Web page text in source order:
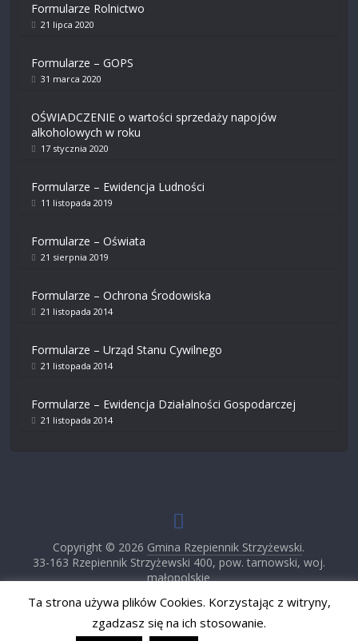
Formularze Rolnictwo
21 lipca 2020
Formularze – GOPS
31 marca 2020
OŚWIADCZENIE o wartości sprzedaży napojów
alkoholowych w roku
17 stycznia 2020
Formularze – Ewidencja Ludności
11 listopada 2019
Formularze – Oświata
21 sierpnia 2019
Formularze – Ochrona Środowiska
21 listopada 2014
Formularze – Urząd Stanu Cywilnego
21 listopada 2014
Formularze – Ewidencja Działalności Gospodarczej
21 listopada 2014
Copyright © 2026 Gmina Rzepiennik Strzyżewski.
33-163 Rzepiennik Strzyżewski 400, pow. tarnowski, woj.
małopolskie
email: rzepiennik@rzepiennik.pl , http://www.rzepiennik.pl/
Projekt i wykonanie: Monika Płaczek
Ta strona używa plików Cookies. Korzystając z witryny,
zgadzasz się na ich stosowanie.